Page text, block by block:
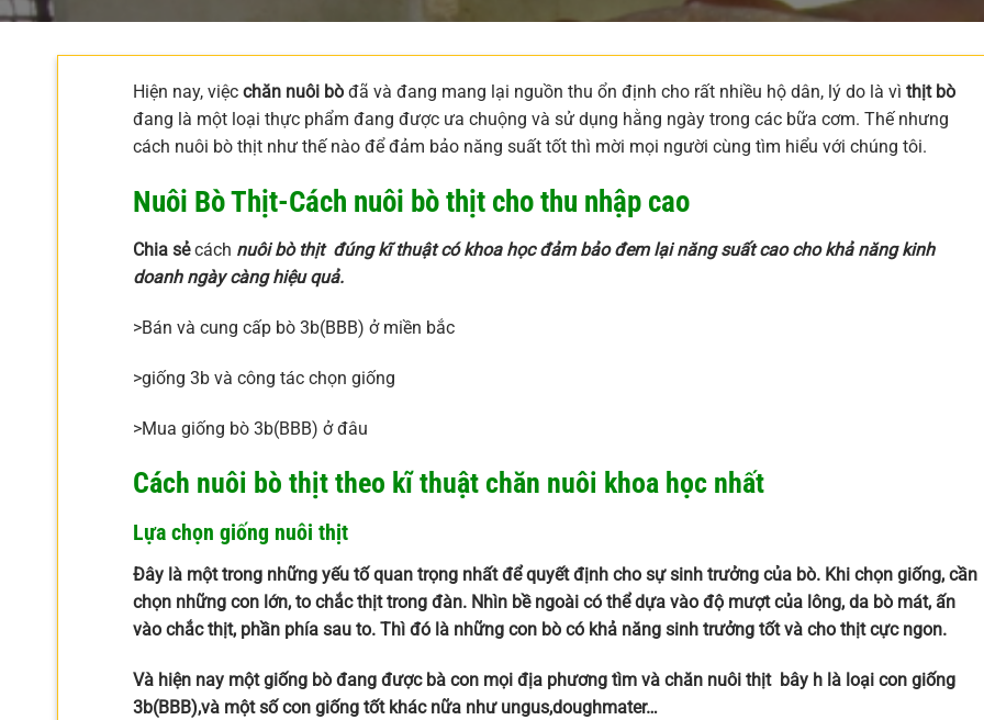
Hiện nay, việc chăn nuôi bò đã và đang mang lại nguồn thu ổn định cho rất nhiều hộ dân, lý do là vì thịt bò
đang là một loại thực phẩm đang được ưa chuộng và sử dụng hằng ngày trong các bữa cơm. Thế nhưng
cách nuôi bò thịt như thế nào để đảm bảo năng suất tốt thì mời mọi người cùng tìm hiểu với chúng tôi.
Nuôi Bò Thịt-Cách nuôi bò thịt cho thu nhập cao
Chia sẻcách nuôi bò thịt đúng kĩ thuật có khoa học đảm bảo đem lại năng suất cao cho khả năng kinh
doanh ngày càng hiệu quả.
>Bán và cung cấp bò 3b(BBB) ở miền bắc
>giống 3b và công tác chọn giống
>Mua giống bò 3b(BBB) ở đâu
Cách nuôi bò thịt theo kĩ thuật chăn nuôi khoa học nhất
Lựa chọn giống nuôi thịt
Đây là một trong những yếu tố quan trọng nhất để quyết định cho sự sinh trưởng của bò. Khi chọn giống, cần
chọn những con lớn, to chắc thịt trong đàn. Nhìn bề ngoài có thể dựa vào độ mượt của lông, da bò mát, ấn
vào chắc thịt, phần phía sau to. Thì đó là những con bò có khả năng sinh trưởng tốt và cho thịt cực ngon.
Và hiện nay một giống bò đang được bà con mọi địa phương tìm và chăn nuôi thịt bây h là loại con giống
3b(BBB),và một số con giống tốt khác nữa như ungus,doughmater…